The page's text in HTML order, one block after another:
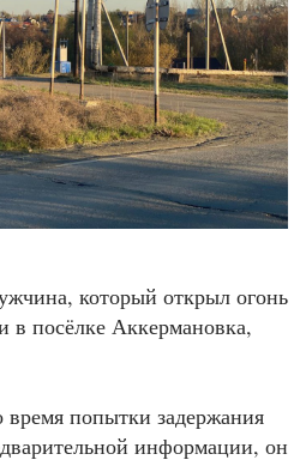
который открыл огонь
в посёлке Аккермановка,
попытки задержания
информации, он